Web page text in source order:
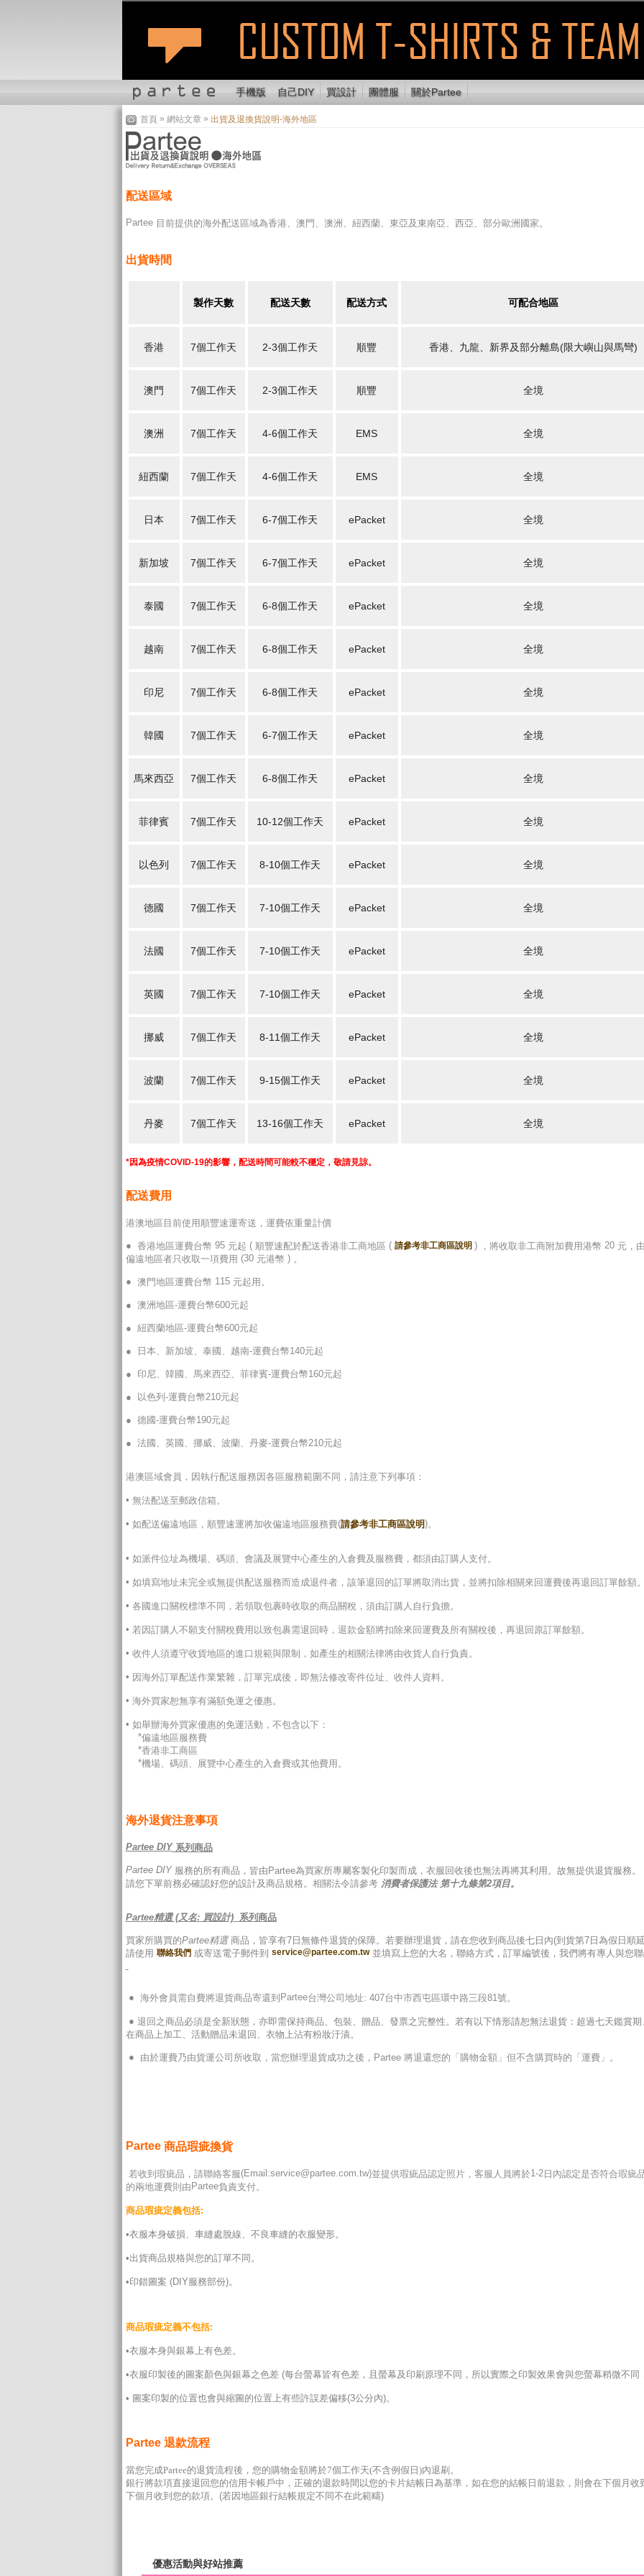
手機版 自己DIY 買設計 團體服 關於Partee
首頁 » 網站文章 » 出貨及退換貨說明-海外地區
配送區域
Partee目前提供的海外配送區域為香港、澳門、澳洲、紐西蘭、東亞及東南亞、西亞、部分歐洲國家。
出貨時間
製作天數 配送天數 配送方式 可配合地區
香港 7個工作天 2-3個工作天 順豐 香港、九龍、新界及部分離島(限大嶼山與馬彎)
澳門 7個工作天 2-3個工作天 順豐 全境
澳洲 7個工作天 4-6個工作天 EMS 全境
紐西蘭 7個工作天 4-6個工作天 EMS 全境
日本 7個工作天 6-7個工作天 ePacket 全境
新加坡 7個工作天 6-7個工作天 ePacket 全境
泰國 7個工作天 6-8個工作天 ePacket 全境
越南 7個工作天 6-8個工作天 ePacket 全境
印尼 7個工作天 6-8個工作天 ePacket 全境
韓國 7個工作天 6-7個工作天 ePacket 全境
馬來西亞 7個工作天 6-8個工作天 ePacket 全境
菲律賓 7個工作天 10-12個工作天 ePacket 全境
以色列 7個工作天 8-10個工作天 ePacket 全境
德國 7個工作天 7-10個工作天 ePacket 全境
法國 7個工作天 7-10個工作天 ePacket 全境
英國 7個工作天 7-10個工作天 ePacket 全境
挪威 7個工作天 8-11個工作天 ePacket 全境
波蘭 7個工作天 9-15個工作天 ePacket 全境
丹麥 7個工作天 13-16個工作天 ePacket 全境
*因為疫情COVID-19的影響，配送時間可能較不穩定，敬請見諒。
配送費用
港澳地區目前使用順豐速運寄送，運費依重量計價
● 香港地區運費台幣 95 元起 ( 順豐速配於配送香港非工商地區 ( 請參考非工商區說明 ) ，將收取非工商附加費用港幣 20 元，
偏遠地區者只收取一項費用 (30 元港幣 ) 。
● 澳門地區運費台幣 115 元起用。
● 澳洲地區-運費台幣600元起
● 紐西蘭地區-運費台幣600元起
● 日本、新加坡、泰國、越南-運費台幣140元起
● 印尼、韓國、馬來西亞、菲律賓-運費台幣160元起
● 以色列-運費台幣210元起
● 德國-運費台幣190元起
● 法國、英國、挪威、波蘭、丹麥-運費台幣210元起
港澳區域會員，因執行配送服務因各區服務範圍不同，請注意下列事項：
• 無法配送至郵政信箱。
• 如配送偏遠地區，順豐速運將加收偏遠地區服務費(請參考非工商區說明)。
• 如派件位址為機場、碼頭、會議及展覽中心產生的入倉費及服務費，都須由訂購人支付。
• 如填寫地址未完全或無提供配送服務而造成退件者，該筆退回的訂單將取消出貨，並將扣除相關來回運費後再退回訂單餘額
• 各國進口關稅標準不同，若領取包裹時收取的商品關稅，須由訂購人自行負擔。
• 若因訂購人不願支付關稅費用以致包裹需退回時，退款金額將扣除來回運費及所有關稅後，再退回原訂單餘額。
• 收件人須遵守收貨地區的進口規範與限制，如產生的相關法律將由收貨人自行負責。
• 因海外訂單配送作業繁雜，訂單完成後，即無法修改寄件位址、收件人資料。
• 海外買家恕無享有滿額免運之優惠。
• 如舉辦海外買家優惠的免運活動，不包含以下：
*偏遠地區服務費
*香港非工商區
*機場、碼頭、展覽中心產生的入倉費或其他費用。
海外退貨注意事項
Partee DIY系列商品
Partee DIY服務的所有商品，皆由Partee為買家所專屬客製化印製而成，衣服回收後也無法再將其利用。 故無提供退貨服務。
請您下單前務必確認好您的設計及商品規格。 相關法令請參考 消費者保護法 第十九條第2項目。
Partee精選 (又名: 買設計) 系列商品
買家所購買的Partee精選商品，皆享有7日無條件退貨的保障。若要辦理退貨，請在您收到商品後七日內(到貨第7日為假日順
請使用 聯絡我們或寄送電子郵件到 service@partee.com.tw並填寫上您的大名，聯絡方式，訂單編號後，我們將有專人與您
● 海外會員需自費將退貨商品寄還到 Partee台灣公司地址: 407台中市西屯區環中路三段81號。
● 退回 之商品必須是全新狀態，亦即需保持商品、包裝、贈品、發票之完整性。若有以下情形請恕無法退貨：超過七天鑑賞
在商品上加工、活動贈品未退回、衣物上沾有粉妝汙漬。
● 由於運費乃由貨運公司所收取，當您辦理退貨成功之後，Partee 將退還您的「購物金額」但不含購買時的「運費」。
Partee 商品瑕疵換貨
若收到瑕疵品，請聯絡客服(Email:service@partee.com.tw)並提供瑕疵品認定照片，客服人員將於1-2日內認定是否符合瑕疵
的兩地運費則由 Partee負責支付。
商品瑕疵定義包括:
•衣服本身破損、車縫處脫線、不良車縫的衣服變形。
•出貨商品規格與您的訂單不同。
•印錯圖案 (DIY服務部份)。
商品瑕疵定義不包括:
•衣服本身與銀幕上有色差。
•衣服印製後的圖案顏色與銀幕之色差 (每台螢幕皆有色差，且螢幕及印刷原理不同，所以實際之印製效果會與您螢幕稍微不
• 圖案印製的位置也會與縮圖的位置上有些許誤差偏移(3公分內)。
Partee 退款流程
當您完成Partee的退貨流程後，您的購物金額將於7個工作天(不含例假日)內退刷。
銀行將款項直接退回您的信用卡帳戶中，正確的退款時間以您的卡片結帳日為基準，如在您的結帳日前退款，則會在下個月
下個月收到您的款項。(若因地區銀行結帳規定不同不在此範疇)
優惠活動與好站推薦